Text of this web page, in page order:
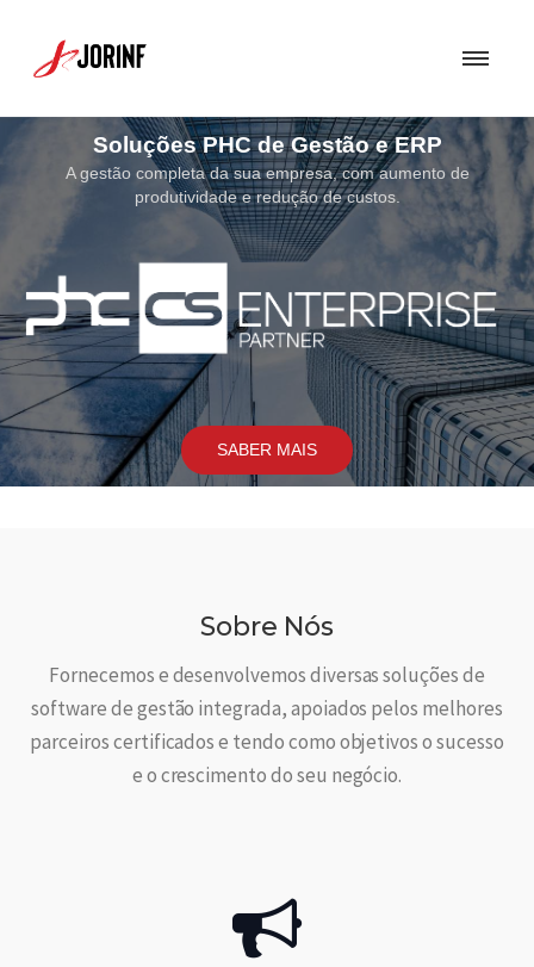
Soluções de Segurança
Uma Solução de Segurança bem concebida torna-se fundamental para
assegurar a proteção dos sistemas e soluções por nós
SABER MAIS
Sobre Nós
Fornecemos e desenvolvemos diversas soluções de
software de gestão integrada, apoiados pelos melhores
parceiros certificados e tendo como objetivos o sucesso
e o crescimento do seu negócio.